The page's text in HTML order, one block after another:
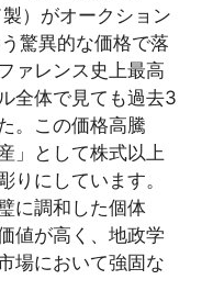
）がオークション
驚異的な価格で落
ァレンス史上最高
全体で見ても過去3
。この価格高騰
」として株式以上
りにしています。
に調和した個体
値が高く、地政学
場において強固な